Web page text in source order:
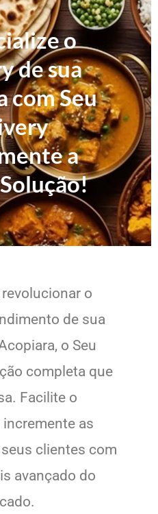
o
de sua
com Seu
a
o
de sua
o Seu
completa que
Facilite o
as
clientes com
avançado do